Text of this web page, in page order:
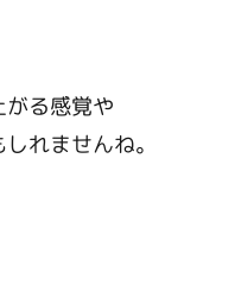
る感覚や
れませんね。